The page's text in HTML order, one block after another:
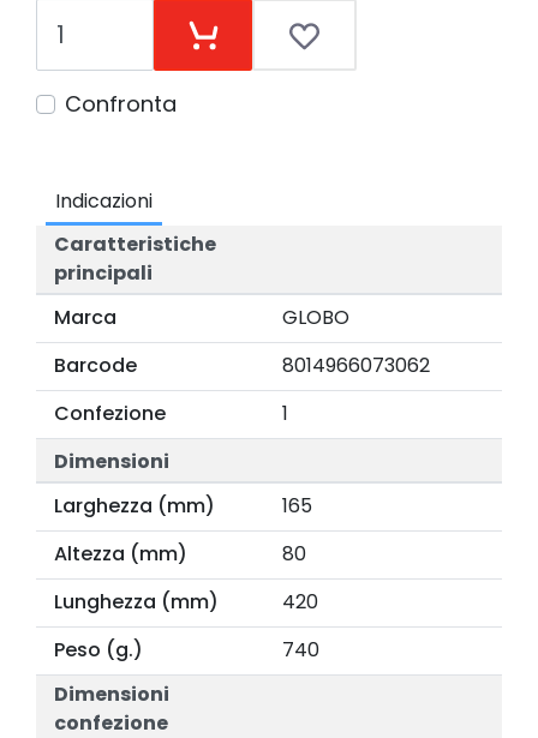
Confronta
Indicazioni
Caratteristiche
principali
Marca
GLOBO
Barcode
8014966073062
Confezione
1
Dimensioni
Larghezza (mm)
165
Altezza (mm)
80
Lunghezza (mm)
420
Peso (g.)
740
Dimensioni
confezione